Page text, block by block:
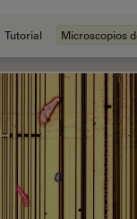
Tutorial Microscopios